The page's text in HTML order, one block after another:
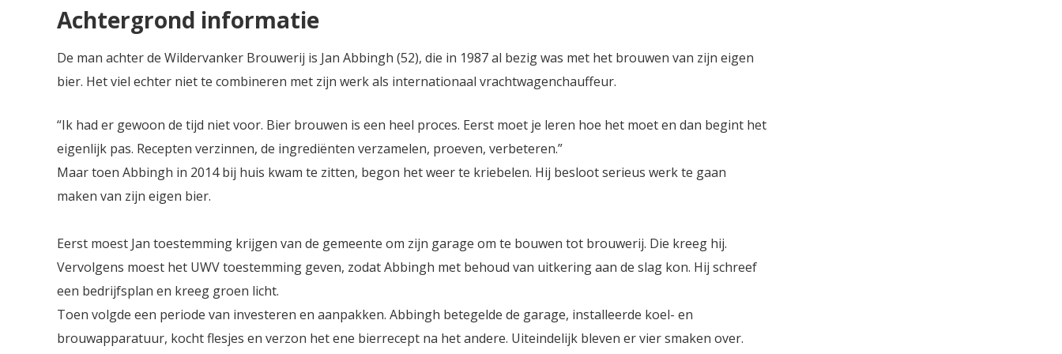
Achtergrond informatie
De man achter de Wildervanker Brouwerij is Jan Abbingh (52), die in 1987 al bezig was met het brouwen van zijn eigen
bier. Het viel echter niet te combineren met zijn werk als internationaal vrachtwagenchauffeur.
“Ik had er gewoon de tijd niet voor. Bier brouwen is een heel proces. Eerst moet je leren hoe het moet en dan begint het
eigenlijk pas. Recepten verzinnen, de ingrediënten verzamelen, proeven, verbeteren.”
Maar toen Abbingh in 2014 bij huis kwam te zitten, begon het weer te kriebelen. Hij besloot serieus werk te gaan
maken van zijn eigen bier.
Eerst moest Jan toestemming krijgen van de gemeente om zijn garage om te bouwen tot brouwerij. Die kreeg hij.
Vervolgens moest het UWV toestemming geven, zodat Abbingh met behoud van uitkering aan de slag kon. Hij schreef
een bedrijfsplan en kreeg groen licht.
Toen volgde een periode van investeren en aanpakken. Abbingh betegelde de garage, installeerde koel- en
brouwapparatuur, kocht flesjes en verzon het ene bierrecept na het andere. Uiteindelijk bleven er vier smaken over.